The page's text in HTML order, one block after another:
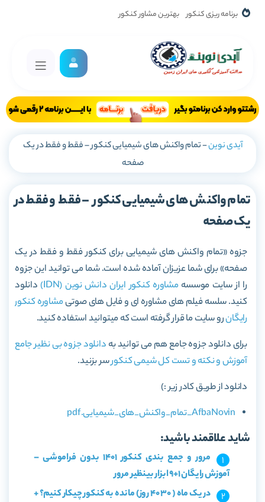
برنامه ریزی کنکور بهترین مشاور کنکور
آیدی نوین-تمام واکنش های شیمیایی کنکور – فقط و فقط در یک
صفحه
تمام واکنش های شیمیایی کنکور – فقط و فقط در
یک صفحه
جزوه «تمام واکنش های شیمیایی برای کنکور فقط و فقط در یک
صفحه» برای شما عزیزان آماده شده است. شما می توانید این جزوه
را از سایت موسسهمشاوره کنکور ایران دانش نوین (IDN)
دانلود
کنید. سلسه فیلم های مشاوره ای و فایل های صوتیمشاوره کنکور
رایگانرو سایت ما قرار گرفته است که میتوانید استفاده کنید.
برای دانلود جزوه جامع هم می توانید به دانلود جزوه بی نظیر جامع
آموزش و نکته و تست کل شیمی کنکورسر بزنید.
دانلود از طریق کادر زیر :)
AfbaNovin_تمام_واکنش_های_شیمیایی.pdf
شاید علاقمند باشید:
مرور و جمع بندی کنکور 1401 بدون فراموشی –
آموزش رایگان 1+9 ابزار بینظیر مرور
در یک ماه ( 30 40 روز) مانده به کنکور چیکار کنیم؟ +